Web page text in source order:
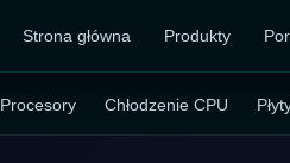
Strona główna Produkty
Procesory Chłodzenie CPU